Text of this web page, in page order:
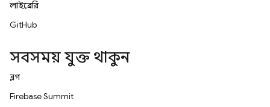
লাইব্রেরি
GitHub
সবসময় যুক্ত থাকুন
ব্লগ
Firebase Summit